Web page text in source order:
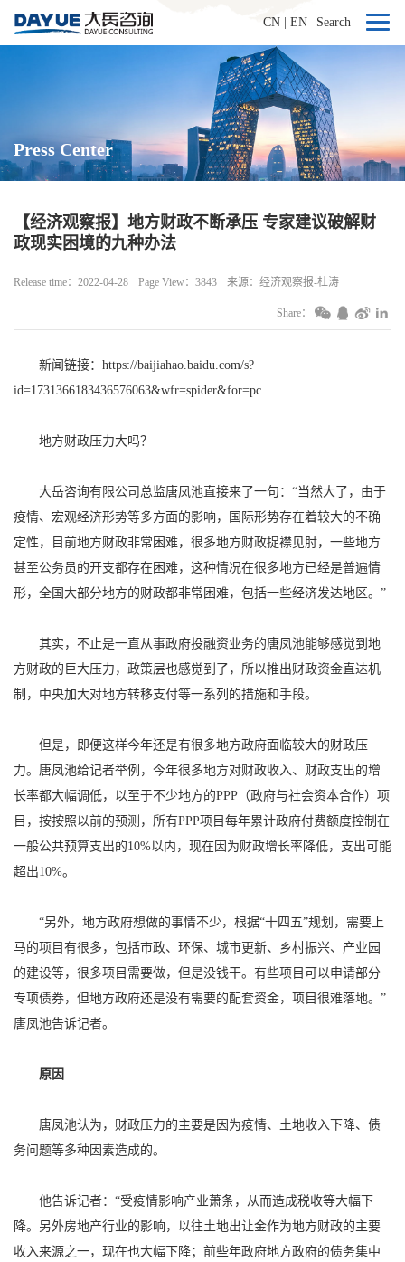
CN EN Search
Press Center
【经济观察报】地方财政不断承压 专家建议破解财
政现实困境的九种办法
Release time：2022-04-28 Page View：3843 来源：经济观察报-杜涛
Share：
新闻链接： https://baijiahao.baidu.com/s?
id=1731366183436576063&wfr=spider&for=pc
地方财政压力大吗？
大岳咨询有限公司总监唐凤池直接来了一句：“当然大了，由于
疫情、宏观经济形势等多方面的影响，国际形势存在着较大的不确
定性，目前地方财政非常困难，很多地方财政捉襟见肘，一些地方
甚至公务员的开支都存在困难，这种情况在很多地方已经是普遍情
形，全国大部分地方的财政都非常困难，包括一些经济发达地区。”
其实，不止是一直从事政府投融资业务的唐凤池能够感觉到地
方财政的巨大压力，政策层也感觉到了，所以推出财政资金直达机
制，中央加大对地方转移支付等一系列的措施和手段。
但是，即便这样今年还是有很多地方政府面临较大的财政压
力。唐凤池给记者举例，今年很多地方对财政收入、财政支出的增
长率都大幅调低，以至于不少地方的PPP（政府与社会资本合作）项
目，按按照以前的预测，所有PPP项目每年累计政府付费额度控制在
一般公共预算支出的10%以内，现在因为财政增长率降低，支出可能
超出10%。
“另外，地方政府想做的事情不少，根据“十四五”规划，需要上
马的项目有很多，包括市政、环保、城市更新、乡村振兴、产业园
的建设等，很多项目需要做，但是没钱干。有些项目可以申请部分
专项债券，但地方政府还是没有需要的配套资金，项目很难落地。”
唐凤池告诉记者。
原因
唐凤池认为，财政压力的主要是因为疫情、土地收入下降、债
务问题等多种因素造成的。
他告诉记者：“受疫情影响产业萧条，从而造成税收等大幅下
降。另外房地产行业的影响，以往土地出让金作为地方财政的主要
收入来源之一，现在也大幅下降；前些年政府地方政府的债务集中